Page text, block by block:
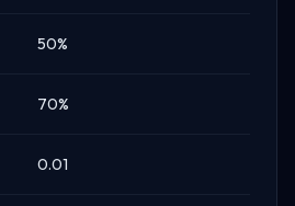
50%
70%
0.01